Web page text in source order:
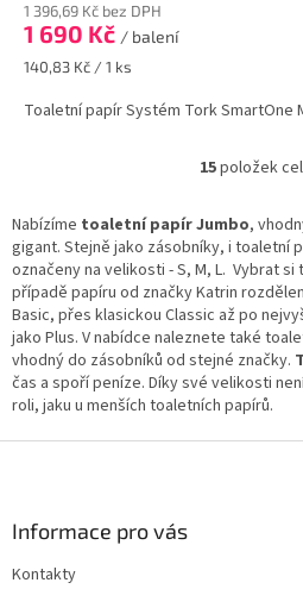
1 396,69 Kč bez DPH
1 690 Kč / balení
Měrná
140,83 Kč / 1 ks
Toaletní papír Systém Tork SmartOne
O
l
á
d
a
c
í
p
r
v
y
15položek
Nabízíme toaletní papír Jumbo,
gigant. Stejně jako zásobníky, i toaletní
označeny na velikosti - S, M, L. Vybrat
případě papíru od značky Katrin
Basic, přes klasickou Classic až po
jako Plus. V nabídce naleznete také
vhodný do zásobníků od stejné značky.
čas a spoří peníze. Díky své velikosti
roli, jaku u menších toaletních papírů.
Informace pro vás
Kontakty